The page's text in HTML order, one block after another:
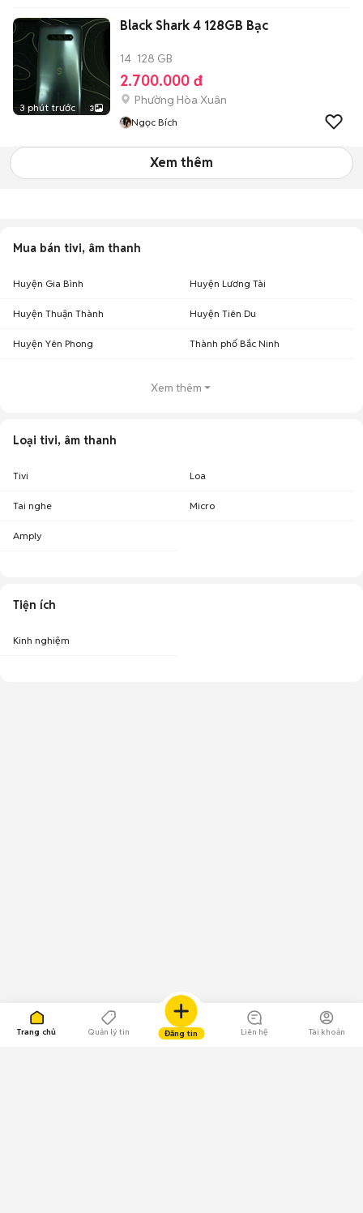
Trang chủ Quản lý tin Đăng tin Liên hệ Tài khoản
3 phút trước 3
Black Shark 4 128GB Bạc
14 128 GB
2.700.000 đ
Phường Hòa Xuân
Ngọc Bích
Xem thêm
Mua bán tivi, âm thanh
Huyện Gia Bình Huyện Lương Tài
Huyện Thuận Thành Huyện Tiên Du
Huyện Yên Phong Thành phố Bắc Ninh
Xem thêm
Loại tivi, âm thanh
Tivi Loa
Tai nghe Micro
Amply
Tiện ích
Kinh nghiệm